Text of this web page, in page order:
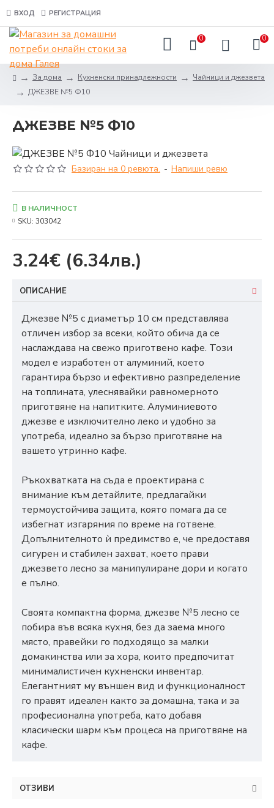
ВХОД РЕГИСТРАЦИЯ
0 0
За дома Кухненски принадлежности
Чайници и джезвета
ДЖЕЗВЕ №5 Ф10
ДЖЕЗВЕ №5 Ф10
Базиран на 0 ревюта. - Напиши ревю
3.24€ (6.34лв.)
В НАЛИЧНОСТ
SKU: 303042
ОПИСАНИЕ
Джезве №5 с диаметър 10 см представлява
отличен избор за всеки, който обича да се
наслаждава на свежо приготвено кафе. Този
модел е изработен от алуминий, което
гарантира бързо и ефективно разпределение
на топлината, улеснявайки равномерното
приготвяне на напитките. Алуминиевото
джезве е изключително леко и удобно за
употреба, идеално за бързо приготвяне на
вашето утринно кафе.
Ръкохватката на съда е проектирана с
внимание към детайлите, предлагайки
термоустойчива защита, която помага да се
избегнат изгаряния по време на готвене.
Допълнителното ѝ предимство е, че предоставя
сигурен и стабилен захват, което прави
джезвето лесно за манипулиране дори и когато
е пълно.
Своята компактна форма, джезве №5 лесно се
побира във всяка кухня, без да заема много
място, правейки го подходящо за малки
домакинства или за хора, които предпочитат
минималистичен кухненски инвентар.
Елегантният му външен вид и функционалност
го правят идеален както за домашна, така и за
професионална употреба, като добавя
класически шарм към процеса на приготвяне на
кафе.
ОТЗИВИ